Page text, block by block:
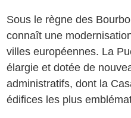
Sous le règne des
connaît une
villes européennes. La
élargie et dotée de
administratifs, dont la
édifices les plus